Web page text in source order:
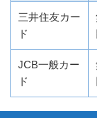
三井住友カー
ド
JCB一般カー
ド